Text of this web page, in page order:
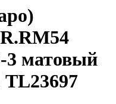
3 матовый
TL23697